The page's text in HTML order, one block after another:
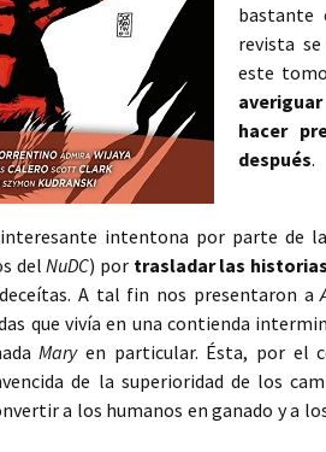
bastante
revista
este
hacer
después.
intentona por parte de
delNuDC) por trasladar las
A tal fin nos presentaron a
que vivía en una contienda
Maryen particular. Ésta, por el
de la superioridad de los
a los humanos en ganado y a